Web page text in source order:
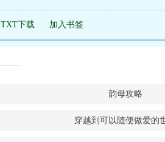
TXT下载 加入书签
韵母攻略
穿越到可以随便做爱的